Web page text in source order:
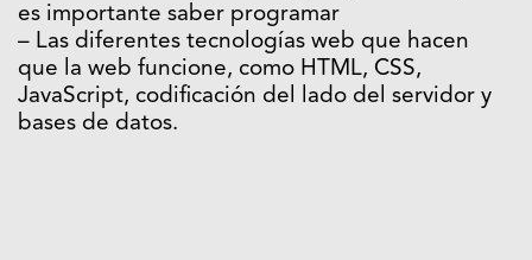
es importante saber programar
– Las diferentes tecnologías web que hacen
que la web funcione, como HTML, CSS,
JavaScript, codificación del lado del servidor y
bases de datos.